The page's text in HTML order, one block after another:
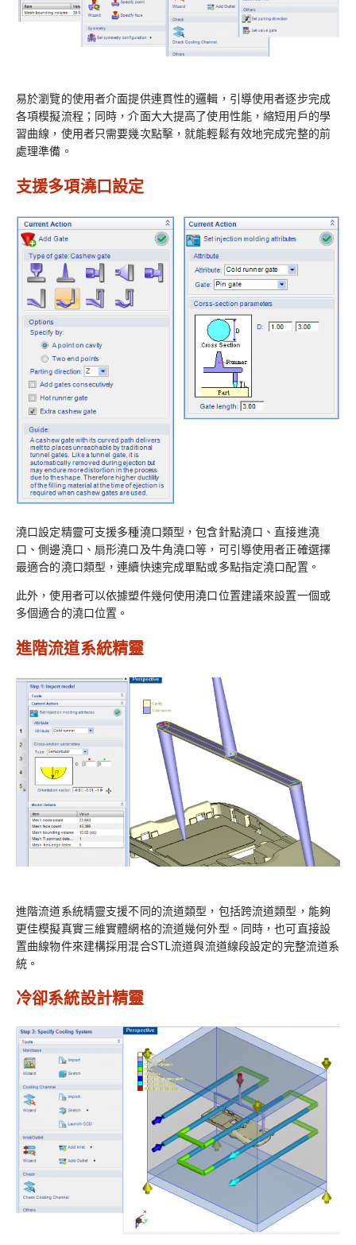
易於瀏覽的使用者介面提供連貫性的邏輯，引導使用者逐步完成
各項模擬流程；同時，介面大大提高了使用性能，縮短用戶的學
習曲線，使用者只需要幾次點擊，就能輕鬆有效地完成完整的前
處理準備。
支援多項澆口設定
澆口設定精靈可支援多種澆口類型，包含針點澆口、直接進澆
口、側邊澆口、扇形澆口及牛角澆口等，可引導使用者正確選擇
最適合的澆口類型，連續快速完成單點或多點指定澆口配置。
此外，使用者可以依據塑件幾何使用澆口位置建議來設置一個或
多個適合的澆口位置。
進階流道系統精靈
進階流道系統精靈支援不同的流道類型，包括跨流道類型，能夠
更佳模擬真實三維實體網格的流道幾何外型。同時，也可直接設
置曲線物件來建構採用混合STL流道與流道線段設定的完整流道系
統。
冷卻系統設計精靈